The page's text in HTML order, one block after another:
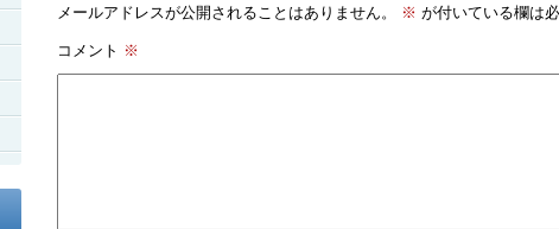
メールアドレスが公開されることはありません。 ※ が付いている欄は
コメント ※